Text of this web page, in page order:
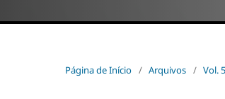
Página de Início / Arquivos / Vol.